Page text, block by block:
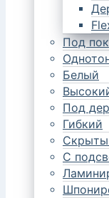
Под
Белый
Под
Гибкий
С